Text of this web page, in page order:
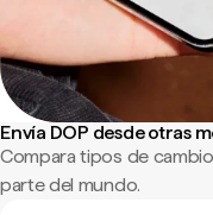
Envía DOP desde otras
Compara tipos de
parte del mundo.